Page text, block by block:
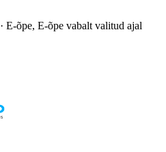
· E-õpe, E-õpe vabalt valitud ajal